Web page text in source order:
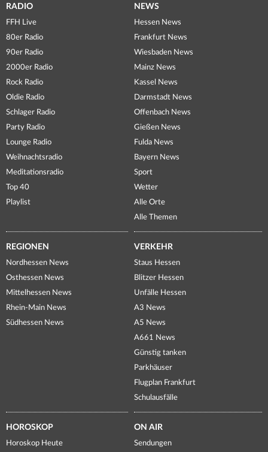
RADIO
FFH Live
80er Radio
90er Radio
2000er Radio
Rock Radio
Oldie Radio
Schlager Radio
Party Radio
Lounge Radio
Weihnachtsradio
Meditationsradio
Top 40
Playlist
NEWS
Hessen News
Frankfurt News
Wiesbaden News
Mainz News
Kassel News
Darmstadt News
Offenbach News
Gießen News
Fulda News
Bayern News
Sport
Wetter
Alle Orte
Alle Themen
REGIONEN
Nordhessen News
Osthessen News
Mittelhessen News
Rhein-Main News
Südhessen News
VERKEHR
Staus Hessen
Blitzer Hessen
Unfälle Hessen
A3 News
A5 News
A661 News
Günstig tanken
Parkhäuser
Flugplan Frankfurt
Schulausfälle
HOROSKOP
Horoskop Heute
ON AIR
Sendungen